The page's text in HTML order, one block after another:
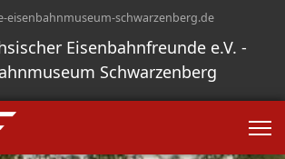
eisenbahnmuseum-schwarzenberg.de
Eisenbahnfreunde e.V. -
Schwarzenberg